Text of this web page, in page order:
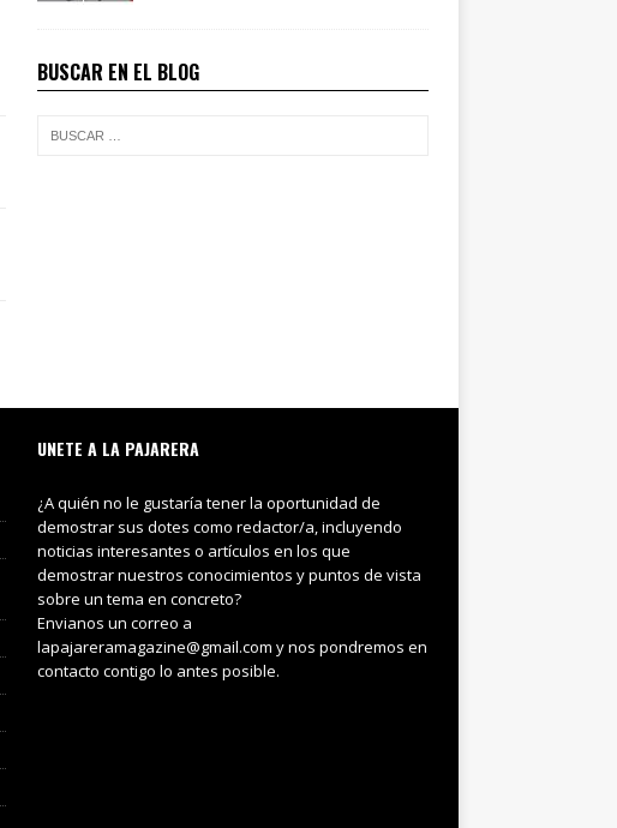
BUSCAR EN EL BLOG
UNETE A LA PAJARERA
¿A quién no le gustaría tener la oportunidad de
demostrar sus dotes como redactor/a, incluyendo
noticias interesantes o artículos en los que
demostrar nuestros conocimientos y puntos de vista
sobre un tema en concreto?
Envianos un correo a
lapajareramagazine@gmail.com y nos pondremos en
contacto contigo lo antes posible.